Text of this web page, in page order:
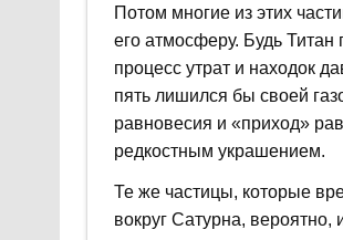
Потом многие из этих
его атмосферу. Будь
процесс утрат и находок
пять лишился бы своей
равновесия и «приход»
редкостным украшением.
Те же частицы, которые
вокруг Сатурна, вероятно,